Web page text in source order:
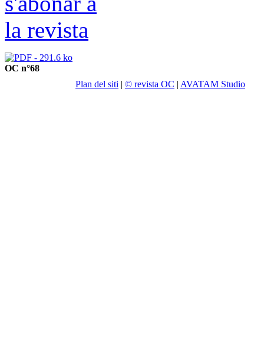
OC n°68
Plan del siti | © revista OC | AVATAM Studio